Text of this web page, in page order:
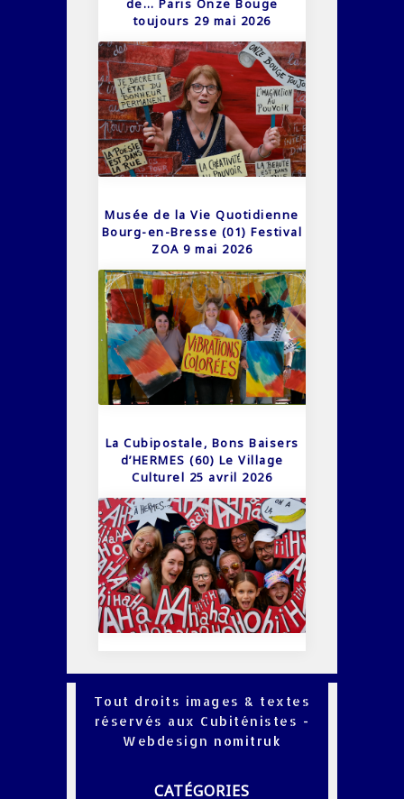
de… Paris Onze Bouge
toujours 29 mai 2026
Musée de la Vie Quotidienne
Bourg-en-Bresse (01) Festival
ZOA 9 mai 2026
La Cubipostale, Bons Baisers
d’HERMES (60) Le Village
Culturel 25 avril 2026
Tout droits images & textes
réservés aux Cubiténistes -
Webdesign nomitruk
CATÉGORIES